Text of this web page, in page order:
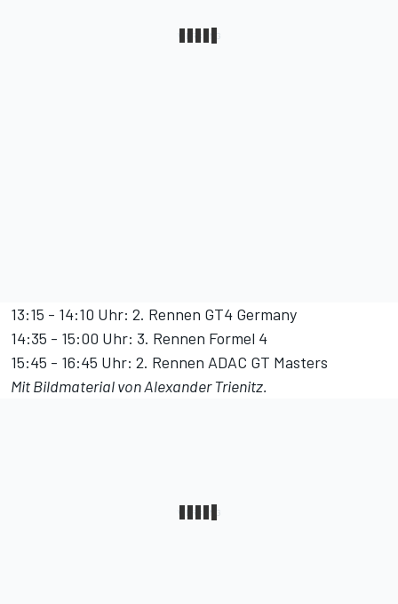
13:15 - 14:10 Uhr: 2. Rennen GT4 Germany
14:35 - 15:00 Uhr: 3. Rennen Formel 4
15:45 - 16:45 Uhr: 2. Rennen ADAC GT Masters
Mit Bildmaterial von Alexander Trienitz.